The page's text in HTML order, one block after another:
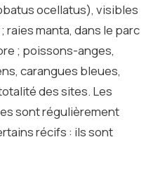
ocellatus), visibles
raies manta, dans le parc
; poissons-anges,
carangues bleues,
des sites. Les
sont régulièrement
récifs : ils sont